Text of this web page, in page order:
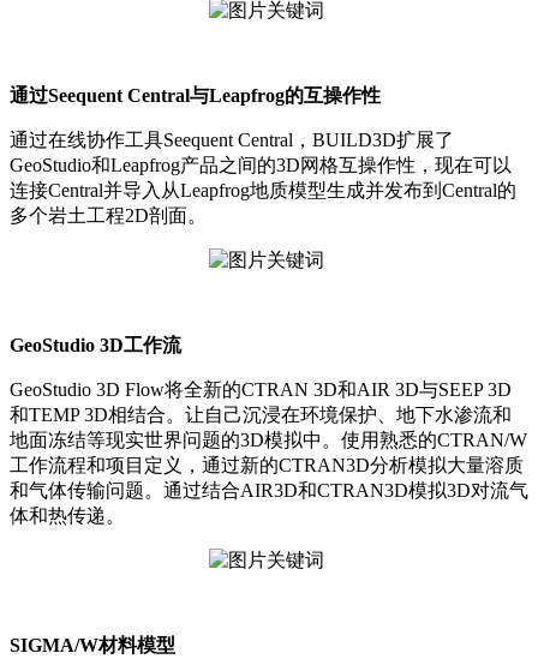
通过Seequent Central与Leapfrog的互操作性
通过在线协作工具Seequent Central，BUILD3D扩展了
GeoStudio和Leapfrog产品之间的3D网格互操作性，现在可以
连接Central并导入从Leapfrog地质模型生成并发布到Central的
多个岩土工程2D剖面。
GeoStudio 3D工作流
GeoStudio 3D Flow将全新的CTRAN 3D和AIR 3D与SEEP 3D
和TEMP 3D相结合。让自己沉浸在环境保护、地下水渗流和
地面冻结等现实世界问题的3D模拟中。使用熟悉的CTRAN/W
工作流程和项目定义，通过新的CTRAN3D分析模拟大量溶质
和气体传输问题。通过结合AIR3D和CTRAN3D模拟3D对流气
体和热传递。
SIGMA/W材料模型